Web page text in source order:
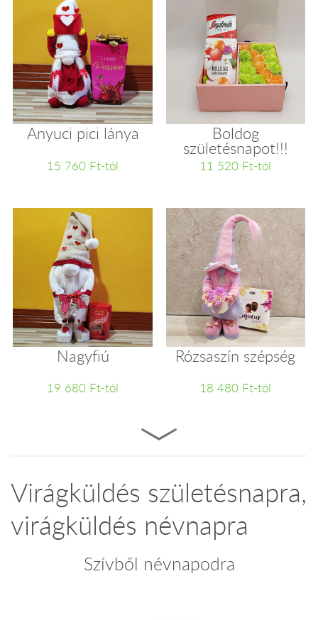
Anyuci pici lánya
15 760 Ft-tól
Boldog
születésnapot!!!
11 520 Ft-tól
Nagyfiú
19 680 Ft-tól
Rózsaszín szépség
18 480 Ft-tól
Virágküldés születésnapra,
virágküldés névnapra
Szívből névnapodra